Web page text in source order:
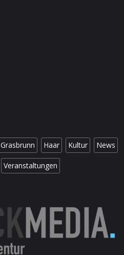
Grasbrunn Haar Kultur News
Veranstaltungen